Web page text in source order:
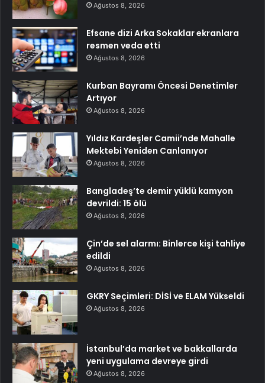
Ağustos 8, 2026
Efsane dizi Arka Sokaklar ekranlara
resmen veda etti
Ağustos 8, 2026
Kurban Bayramı Öncesi Denetimler
Artıyor
Ağustos 8, 2026
Yıldız Kardeşler Camii’nde Mahalle
Mektebi Yeniden Canlanıyor
Ağustos 8, 2026
Bangladeş’te demir yüklü kamyon
devrildi: 15 ölü
Ağustos 8, 2026
Çin’de sel alarmı: Binlerce kişi tahliye
edildi
Ağustos 8, 2026
GKRY Seçimleri: DİSİ ve ELAM Yükseldi
Ağustos 8, 2026
İstanbul’da market ve bakkallarda
yeni uygulama devreye girdi
Ağustos 8, 2026